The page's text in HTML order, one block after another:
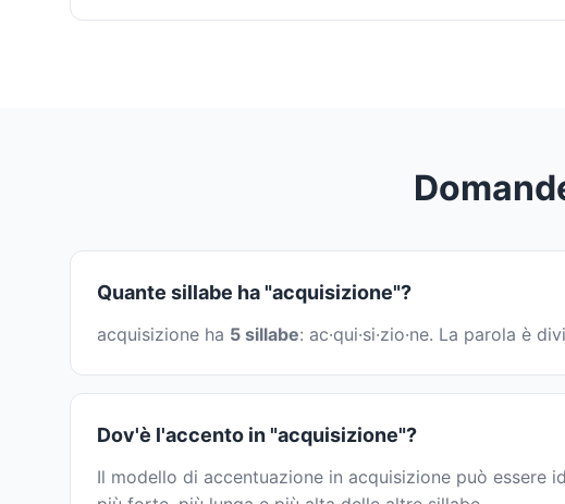
Quante sillabe ha "acquisizione"?
acquisizione ha 5 sillabe: ac·qui·si·zio·ne. La parola è
Dov'è l'accento in "acquisizione"?
Il modello di accentuazione in acquisizione può